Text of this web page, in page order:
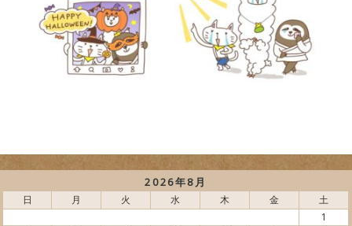
2026年8月
日 月 火 水 木 金
土
1